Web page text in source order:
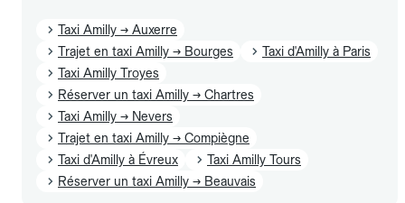
Taxi Amilly → Auxerre
Trajet en taxi Amilly → Bourges
Taxi d'Amilly à Paris
Taxi Amilly Troyes
Réserver un taxi Amilly → Chartres
Taxi Amilly → Nevers
Trajet en taxi Amilly → Compiègne
Taxi d'Amilly à Évreux
Taxi Amilly Tours
Réserver un taxi Amilly → Beauvais